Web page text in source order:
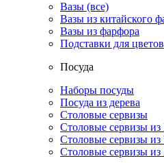
Вазы (все)
Вазы из китайского
Вазы из фарфора
Подставки для цветов
Посуда
Наборы посуды
Посуда из дерева
Столовые сервизы
Столовые сервизы
Столовые сервизы из
Столовые сервизы